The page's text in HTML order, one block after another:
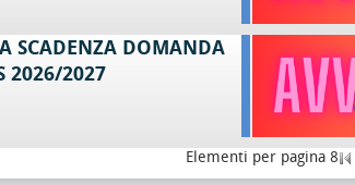
SCADENZA DOMANDA
2026/2027
Elementi per pagina 8